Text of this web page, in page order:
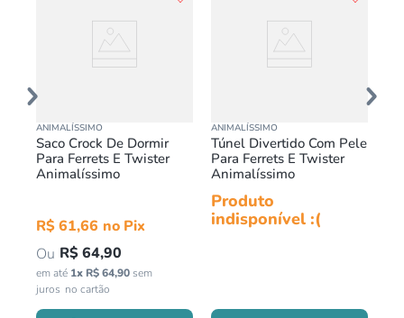
ANIMALÍSSIMO
Saco Crock De Dormir
Para Ferrets E Twister
Animalíssimo
R$61,66
R$64,90
em até 1x R$64,90sem
juros
ANIMALÍSSIMO
Túnel Divertido Com Pele
Para Ferrets E Twister
Animalíssimo
Produto
indisponível :(